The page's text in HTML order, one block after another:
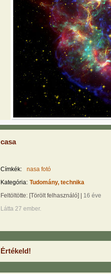
casa
Címkék:
nasa fotó
Kategória: Tudomány, technika
Feltöltötte: [Törölt felhasználó]
16 éve
Látta 27 ember.
Értékeld!